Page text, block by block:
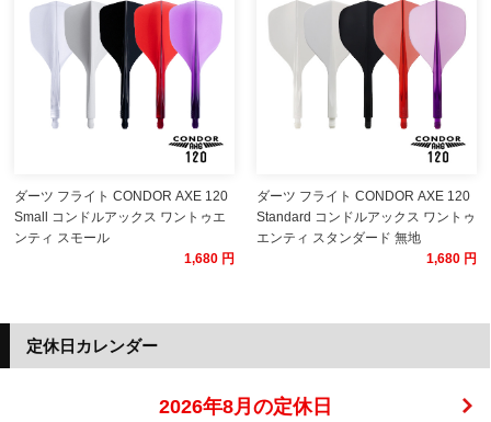
ダーツ フライト CONDOR AXE 120
Small コンドルアックス ワントゥエ
ンティ スモール
1,680 円
ダーツ フライト CONDOR AXE 120
Standard コンドルアックス ワントゥ
エンティ スタンダード 無地
1,680 円
定休日カレンダー
2026年8月の定休日